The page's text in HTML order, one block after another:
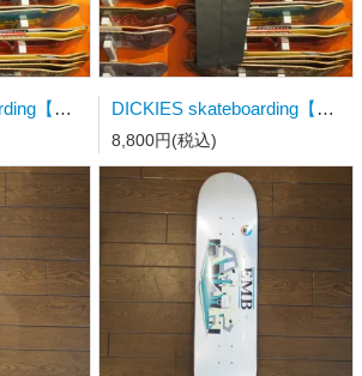
DICKIES skateboarding【ディッキーズエスビー】 ツイルパンツ レギュラーフィット ダークネイビー 36/30インチ DICKIES skateboarding【ディッキーズエスビー】 ツイルパンツ レギュラーフィット チャコールグレー
8,800円(税込)